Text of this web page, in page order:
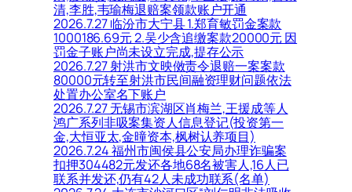
清,李胜,韦瑜梅退赔案领款账户开通
2026.7.27 临汾市大宁县 1.郑育敏罚金案款
1000186.69元 2.吴少含追缴案款20000元 因
罚金子账户尚未设立完成,提存公示
2026.7.27 射洪市文映傚责令退赔一案案款
80000元转至射洪市民间融资理财问题依法
处置办公室名下账户
2026.7.27 无锡市滨湖区肖梅兰,王援成等人
鸿广系列非吸案集资人信息登记(投资第一
金,大恒亚太,金曈资本,枫树认养项目)
2026.7.24 福州市闽侯县公安局办理诈骗案
扣押304482元发还各地68名被害人,16人已
联系并发还,仍有42人未成功联系(名单)